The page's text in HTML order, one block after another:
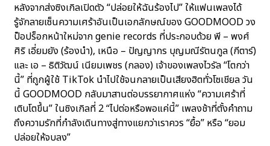
หลังจากส่งซิงเกิลเปิดตัว “ปล่อยให้ฉันร้องไป” ให้แฟนเพลงได้
รู้จักลายเซ็นความเศร้าอันเป็นเอกลักษณ์ของ GOODMOOD วง
ป็อปร็อกหน้าใหม่จาก genie records ที่ประกอบด้วย พี – พงศ์
ศิริ เอี่ยมยัง (ร้องนำ), เหนือ – ปัญญากร บุญมณีรัตนกูล (กีตาร์)
และ เอ – ธิติวัฒน์ เนียมเพชร (กลอง) เจ้าของเพลงไวรัล “โตกว่า
นี้” ที่ถูกผู้ใช้ TikTok นำไปใช้จนกลายเป็นเสียงฮิตทั่วโซเชียล วัน
นี้ GOODMOOD กลับมาสานต่อบรรยากาศแห่ง “ความเศร้าที่
เติบโตขึ้น” ในซิงเกิลที่ 2 “ไปต่อหรือพอแค่นี้” เพลงช้าที่ตั้งคำถาม
ถึงความรักที่กำลังเดินทางสู่ทางแยกว่าเราควร “ยื้อ” หรือ “ยอม
ปล่อยให้จบลง”